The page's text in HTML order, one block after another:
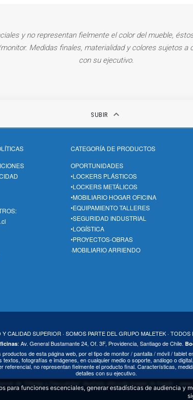
y no representan fielmente el color del mueble,
Medidas finales, materialidad y colores sujetos a
con su ejecutivo.
SUBIR keyboard_arrow_up
CATEGORÍA DE PRODUCTOS
OPORTUNIDADES
•LOCKERS PLÁSTICOS
•LOCKERS METÁLICOS
•MOBILIARIO HOGAR OFICINA
•EQUIPAMIENTO TALLERES
•SEGURIDAD INDUSTRIAL
•LOGÍSTICA
•PROYECTOS-OBRAS
·MOBILIARIO ARRIENDO
Y CALIDAD SUPERIOR · SOMOS PARTE DEL GRUPO MALETEK ·
: Av. General Bustamante 24, Of. 3F, Providencia, Santiago de Chile.
de esta página web, por el tipo de monitor / pantalla / móvil /
fotografías e imágenes, en cualquier medio o soporte, análogo o
no representan fielmente el producto final. Características,
detalles con su ejecutivo.
para funciones escenciales, generar estadísticas de audiencia y